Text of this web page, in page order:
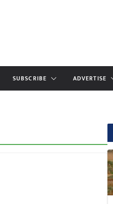
SUBSCRIBE ADVERTISE